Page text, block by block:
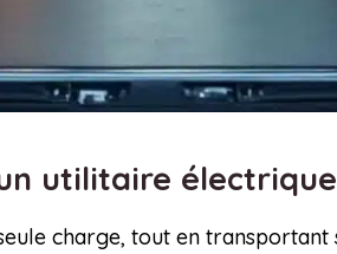
utilitaire électrique
charge, tout en